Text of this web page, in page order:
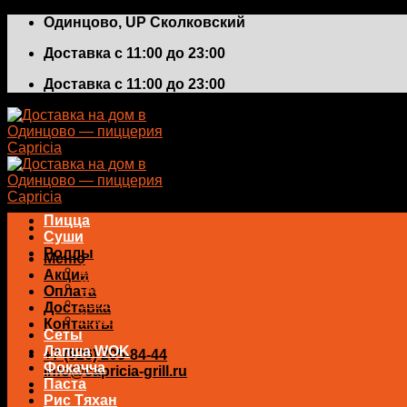
Skip
content
Одинцово, UP Сколковский
Доставка с 11:00 до 23:00
Доставка с 11:00 до 23:00
Меню
Акции
Оплата
Доставка
Контакты
+7 (926) 205-84-44
info@capricia-grill.ru
0₽
Пицца
Суши
Роллы
Большие роллы
Запеченные роллы
Теплые роллы
Классические роллы
Сеты
Лапша WOK
Фокачча
Паста
Рис Тяхан